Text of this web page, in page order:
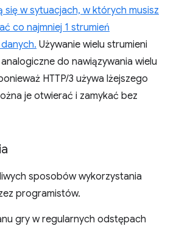
się w sytuacjach, w których musisz
co najmniej 1 strumień
Używanie wielu strumieni
do nawiązywania wielu
HTTP/3 używa lżejszego
je otwierać i zamykać bez
sposobów wykorzystania
programistów.
gry w regularnych odstępach